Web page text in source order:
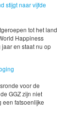
stijgt naar vijfde
tot het land
Happiness
en staat nu op
voor de
GGZ zijn niet
een fatsoenlijke